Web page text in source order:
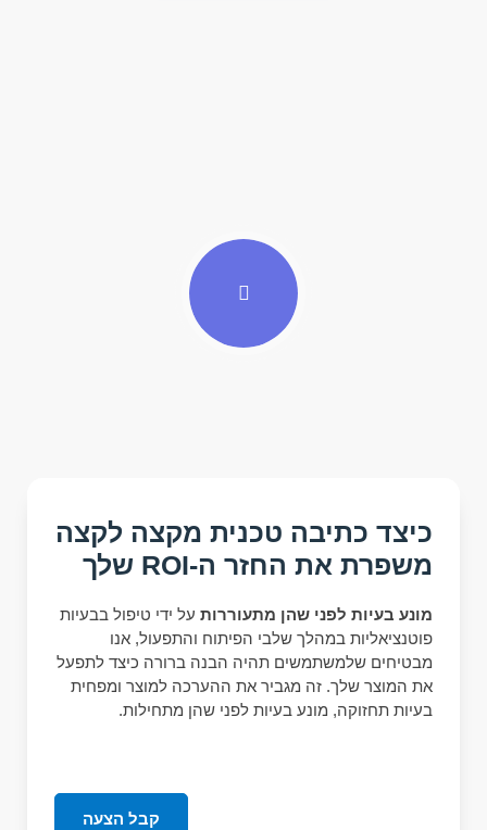
כיצד כתיבה טכנית מקצה לקצה
משפרת את החזר ה-ROI שלך
מונע בעיות לפני שהן מתעוררותעל ידי טיפול בבעיות
פוטנציאליות במהלך שלבי הפיתוח והתפעול, אנו
מבטיחים שלמשתמשים תהיה הבנה ברורה כיצד לתפעל
את המוצר שלך. זה מגביר את ההערכה למוצר ומפחית
בעיות תחזוקה, מונע בעיות לפני שהן מתחילות.
קבל הצעה